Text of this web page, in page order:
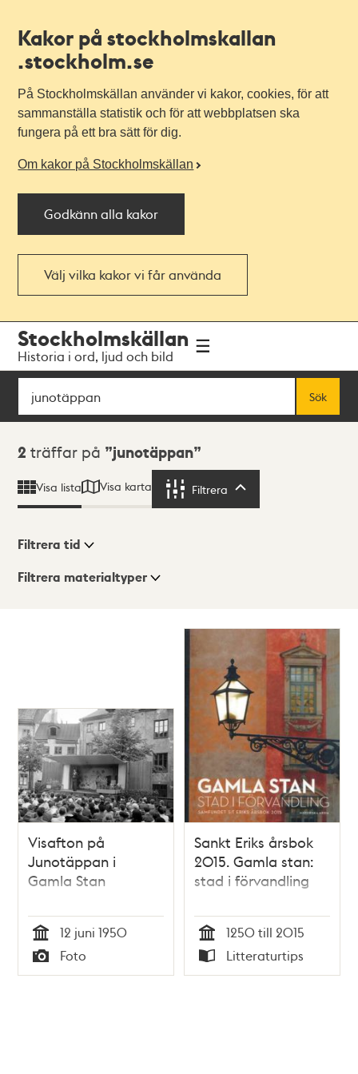
Kakor på stockholmskallan
.stockholm.se
På Stockholmskällan använder vi kakor, cookies, för att
sammanställa statistik och för att webbplatsen ska
fungera på ett bra sätt för dig.
Om kakor på Stockholmskällan
Godkänn alla kakor
Välj vilka kakor vi får använda
navigationen
huvudinnehållet
Stockholmskällan
Historia i ord, ljud och bild
Sök
Sök
Sökresultat
2 träffar på junotäppan
Visa lista Visa karta Filtrera
Visningsläge
Filtrera tid
Filtrera materialtyper
Visafton på
Junotäppan i
Gamla Stan
Tid
12 juni 1950
Typ
Foto
Sankt Eriks årsbok
2015. Gamla stan:
stad i förvandling
Tid
1250 till 2015
Typ
Litteraturtips